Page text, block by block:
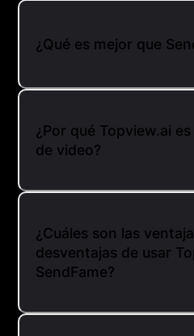
¿Qué es mejor que
¿Por qué Topview.ai
de video?
¿Cuáles son las
desventajas de usar
SendFame?